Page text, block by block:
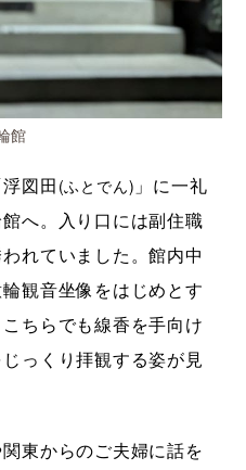
館
図田 (ふとでん) 」に一礼
へ。入り口には副住職
れていました。館内中
観音坐像をはじめとす
ちらでも線香を手向け
っくり拝観する姿が見
東からのご夫婦に話を